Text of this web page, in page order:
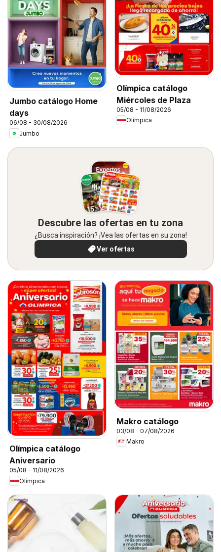
Jumbo catálogo Home
days
06/08 - 30/08/2026
Jumbo
Olímpica catálogo
Miércoles de Plaza
05/08 - 11/08/2026
Olímpica
Descubre las ofertas en tu zona
¿Busca inspiración? ¡Vea las ofertas en su zona!
Ver ofertas
Olímpica catálogo
Aniversario
05/08 - 11/08/2026
Olímpica
Makro catálogo
03/08 - 07/08/2026
Makro